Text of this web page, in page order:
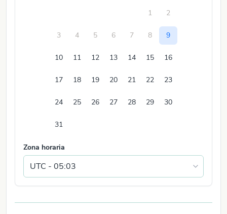
1 2
3 4 5 6 7 8 9
10 11 12 13 14 15 16
17 18 19 20 21 22 23
24 25 26 27 28 29 30
31
Zona horaria